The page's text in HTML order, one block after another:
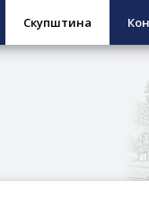
Скупштина
ФИНАНСИЈСКЕ